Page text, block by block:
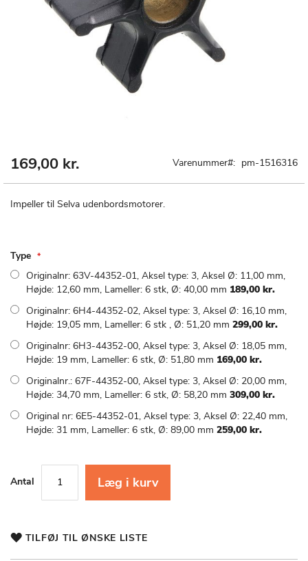
169,00 kr. Varenummer pm-1516316
Impeller til Selva udenbordsmotorer.
Type
Originalnr: 63V-44352-01, Aksel type: 3, Aksel Ø: 11,00 mm,
Højde: 12,60 mm, Lameller: 6 stk, Ø: 40,00 mm 189,00 kr.
Originalnr: 6H4-44352-02, Aksel type: 3, Aksel Ø: 16,10 mm,
Højde: 19,05 mm, Lameller: 6 stk , Ø: 51,20 mm 299,00 kr.
Originalnr: 6H3-44352-00, Aksel type: 3, Aksel Ø: 18,05 mm,
Højde: 19 mm, Lameller: 6 stk, Ø: 51,80 mm 169,00 kr.
Originalnr.: 67F-44352-00, Aksel type: 3, Aksel Ø: 20,00 mm,
Højde: 34,70 mm, Lameller: 6 stk, Ø: 58,20 mm 309,00 kr.
Original nr: 6E5-44352-01, Aksel type: 3, Aksel Ø: 22,40 mm,
Højde: 31 mm, Lameller: 6 stk, Ø: 89,00 mm 259,00 kr.
Antal Læg i kurv
TILFØJ TIL ØNSKE LISTE
Gå
af